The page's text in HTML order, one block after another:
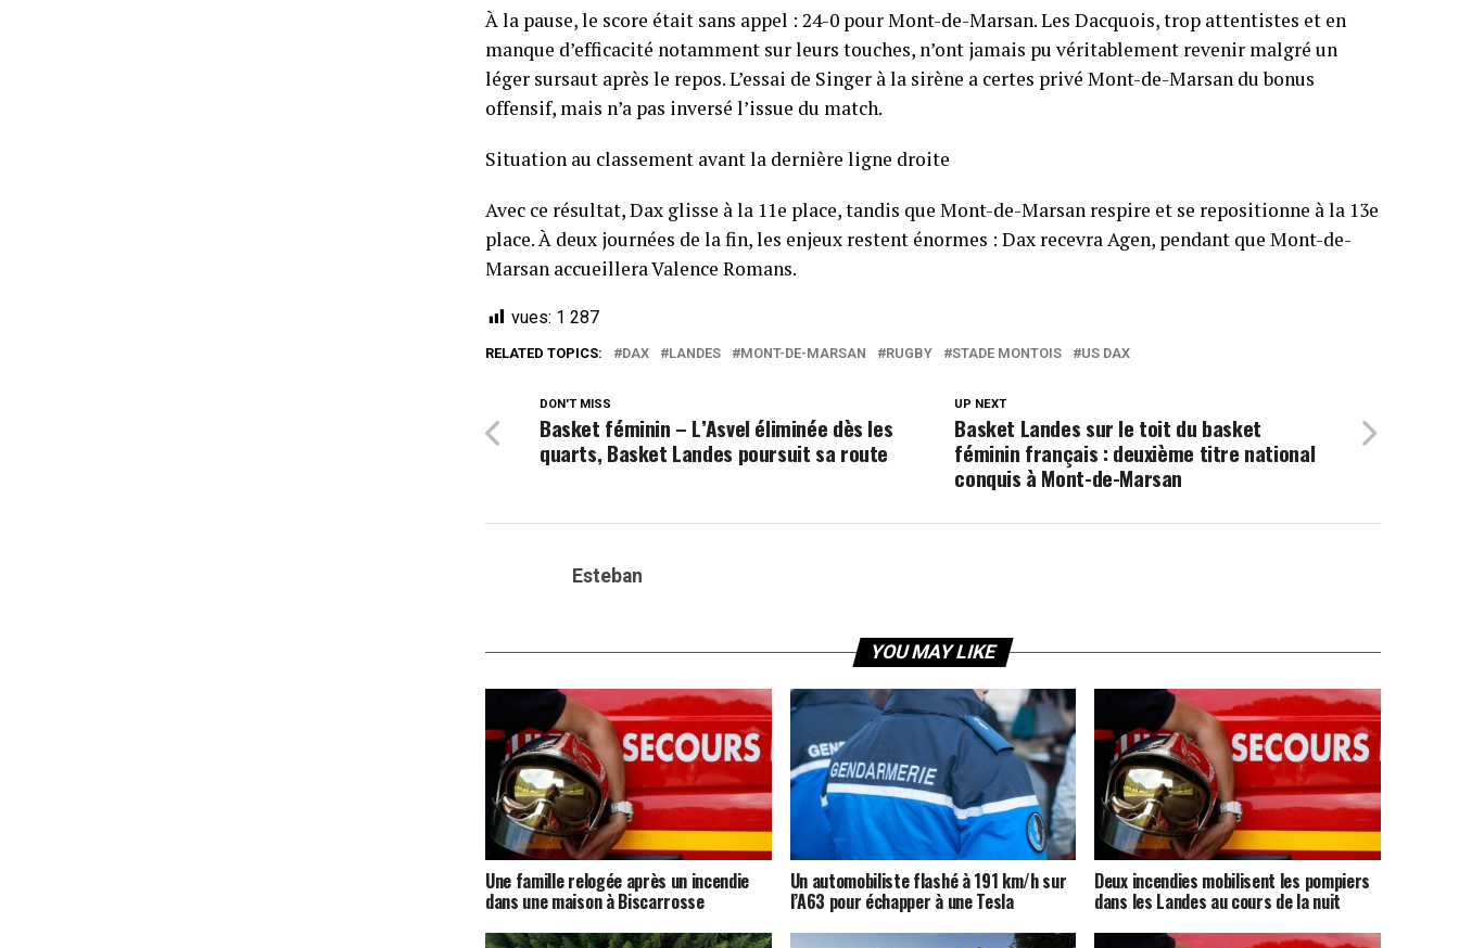
À la pause, le score était sans appel : 24-0 pour Mont-de-Marsan. Les Dacquois, trop attentistes et en
manque d’efficacité notamment sur leurs touches, n’ont jamais pu véritablement revenir malgré un
léger sursaut après le repos. L’essai de Singer à la sirène a certes privé Mont-de-Marsan du bonus
offensif, mais n’a pas inversé l’issue du match.
Situation au classement avant la dernière ligne droite
Avec ce résultat, Dax glisse à la 11e place, tandis que Mont-de-Marsan respire et se repositionne à la 13e
place. À deux journées de la fin, les enjeux restent énormes : Dax recevra Agen, pendant que Mont-de-
Marsan accueillera Valence Romans.
vues: 1 287
RELATED TOPICS: DAX LANDES MONT-DE-MARSAN RUGBY STADE MONTOIS US DAX
UP NEXT
Basket Landes sur le toit du basket
féminin français : deuxième titre national
conquis à Mont-de-Marsan
DON'T MISS
Basket féminin – L’Asvel éliminée dès les
quarts, Basket Landes poursuit sa route
Esteban
YOU MAY LIKE
Une famille relogée après un incendie
dans une maison à Biscarrosse
Un automobiliste flashé à 191 km/h sur
l’A63 pour échapper à une Tesla
Deux incendies mobilisent les pompiers
dans les Landes au cours de la nuit